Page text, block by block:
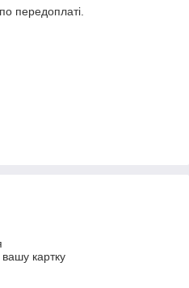
передоплаті.
картку